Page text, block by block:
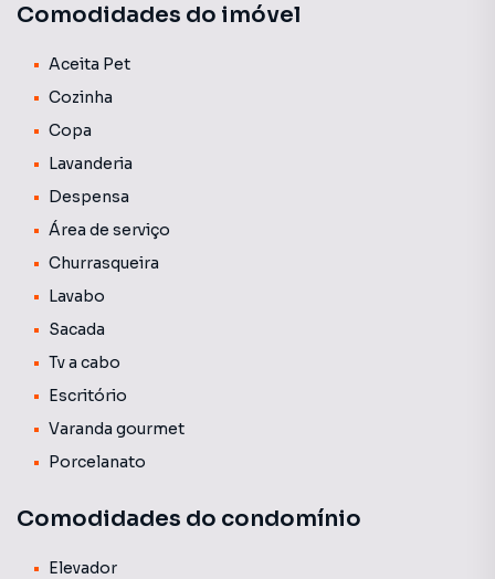
lazer completa de opções para a família, em um bairro
opção ideal para você!
Comodidades do imóvel
Aceita Pet
Cozinha
Copa
Lavanderia
Despensa
Área de serviço
Churrasqueira
Lavabo
Sacada
Tv a cabo
Escritório
Varanda gourmet
Porcelanato
Comodidades do condomínio
Elevador